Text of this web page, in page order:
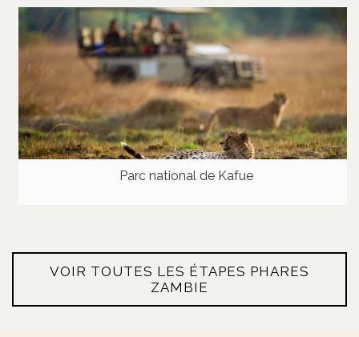
Parc national de Kafue
VOIR TOUTES LES ÉTAPES PHARES
ZAMBIE